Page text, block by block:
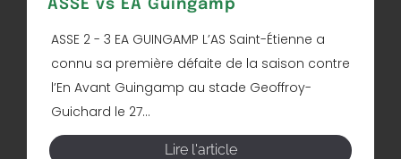
ASSE vs EA Guingamp
ASSE 2 - 3 EA GUINGAMP L’AS Saint-Étienne a
connu sa première défaite de la saison contre
l’En Avant Guingamp au stade Geoffroy-
Guichard le 27...
Lire l'article